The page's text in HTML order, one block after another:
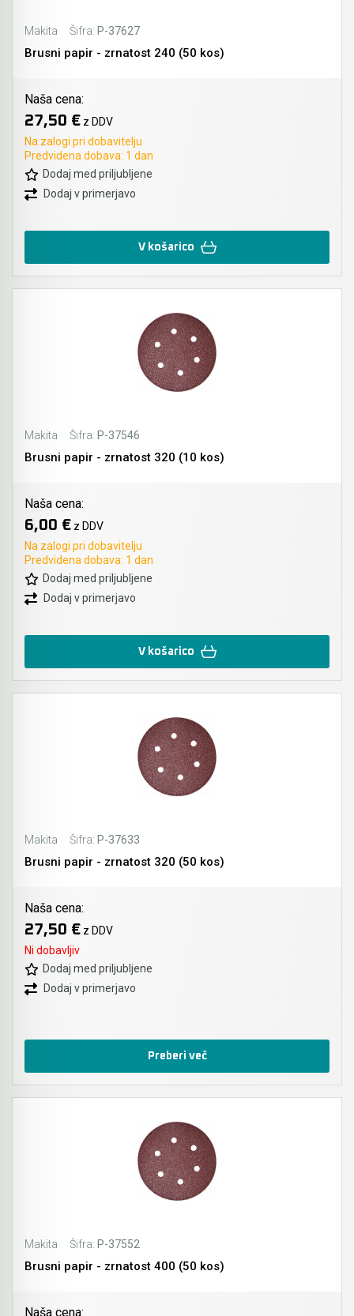
Makita Šifra: P-37627
Brusni papir - zrnatost 240 (50 kos)
Naša cena:
27,50 € z DDV
Na zalogi pri dobavitelju
Predvidena dobava: 1 dan
Dodaj med priljubljene
Dodaj v primerjavo
V košarico
Makita Šifra: P-37546
Brusni papir - zrnatost 320 (10 kos)
Naša cena:
6,00 € z DDV
Na zalogi pri dobavitelju
Predvidena dobava: 1 dan
Dodaj med priljubljene
Dodaj v primerjavo
V košarico
Makita Šifra: P-37633
Brusni papir - zrnatost 320 (50 kos)
Naša cena:
27,50 € z DDV
Ni dobavljiv
Dodaj med priljubljene
Dodaj v primerjavo
Preberi več
Makita Šifra: P-37552
Brusni papir - zrnatost 400 (50 kos)
Naša cena: